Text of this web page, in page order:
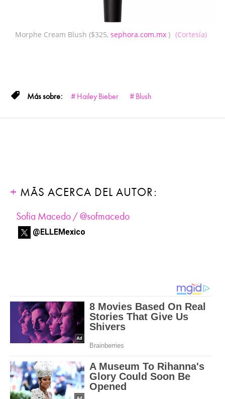
Morphe Cream Blush ($325, sephora.com.mx ) (Cortesía)
Hailey Bieber Blush
MÁS ACERCA DEL AUTOR:
Sofia Macedo / @sofmacedo
@ELLEMexico